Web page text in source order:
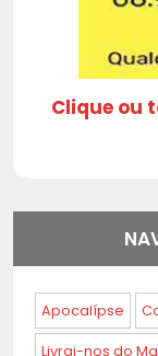
Clique ou
Apocalípse
Livrai-nos do